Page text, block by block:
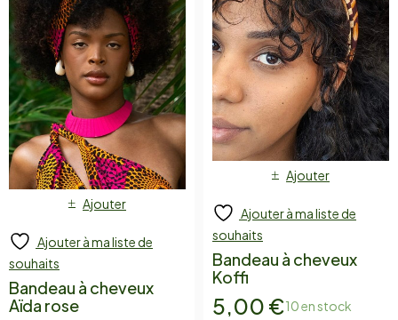
Ajouter
Ajouter à ma liste de
souhaits
Bandeau à cheveux
Aïda rose
Ajouter
Ajouter à ma liste de
souhaits
Bandeau à cheveux
Koffi
5,00 €10 en stock